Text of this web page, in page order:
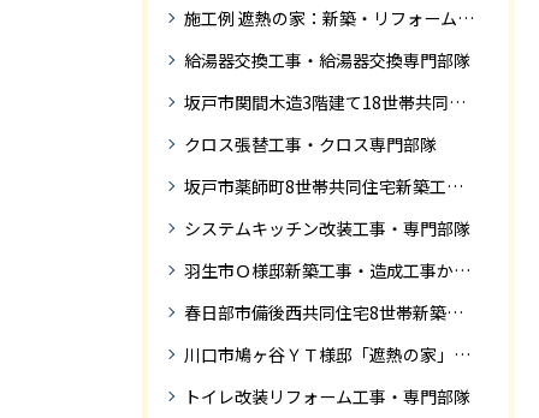
施工例 遮熱の家：新築・リフォーム ドローンにて空撮
給湯器交換工事・給湯器交換専門部隊
坂戸市関間木造3階建て18世帯共同住宅の完成迄紹介
クロス張替工事・クロス専門部隊
坂戸市薬師町8世帯共同住宅新築工事完成迄の紹介です
システムキッチン改装工事・専門部隊
羽生市Ｏ様邸新築工事・造成工事から住宅完成までの紹介
春日部市備後西共同住宅8世帯新築工事完成迄の紹介です。
川口市鳩ヶ谷ＹＴ様邸「遮熱の家」工事状況
トイレ改装リフォーム工事・専門部隊